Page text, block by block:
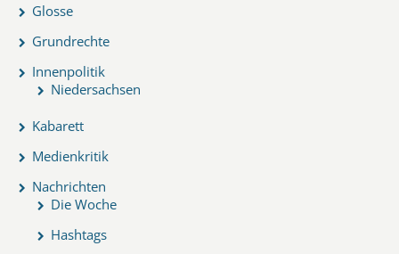
Glosse
Grundrechte
Innenpolitik
Niedersachsen
Kabarett
Medienkritik
Nachrichten
Die Woche
Hashtags